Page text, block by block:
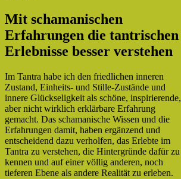
Mit schamanischen
Erfahrungen die tantrischen
Erlebnisse besser verstehen
Im Tantra habe ich den friedlichen inneren
Zustand, Einheits- und Stille-Zustände und
innere Glückseligkeit als schöne, inspirierende,
aber nicht wirklich erklärbare Erfahrung
gemacht. Das schamanische Wissen und die
Erfahrungen damit, haben ergänzend und
entscheidend dazu verholfen, das Erlebte im
Tantra zu verstehen, die Hintergründe dafür zu
kennen und auf einer völlig anderen, noch
tieferen Ebene als andere Realität zu erleben.